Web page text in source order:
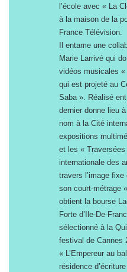
l’école avec « La
à la maison de la
France Télévision.
Il entame une
Marie Larrivé qui
vidéos musicales
qui est projeté au
Saba ». Réalisé
dernier donne lieu
nom à la Cité
expositions
et les «
internationale des
travers l’image fixe
son court-métrage
obtient la bourse
Forte d’Ile-De-
sélectionné à la
festival de Cannes
« L’Empereur au
résidence